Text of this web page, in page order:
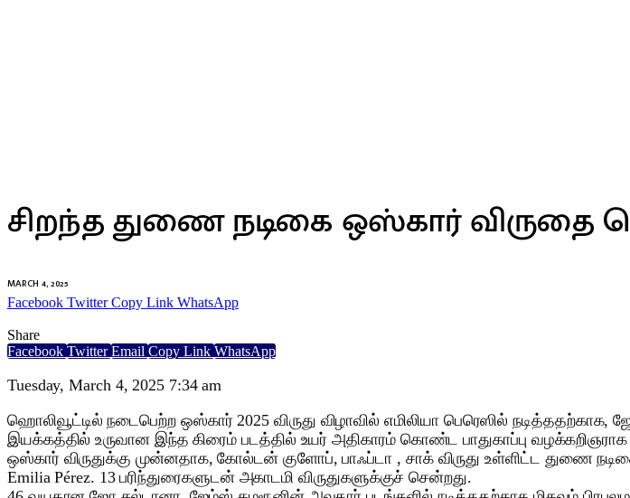
சிறந்த துணை நடிகை ஒஸ்கார் விருதை
MARCH 4, 2025
Facebook Twitter Copy Link WhatsApp
Share
Facebook Twitter Email Copy Link WhatsApp
Tuesday, March 4, 2025 7:34 am
ஹொலிவூட்டில் நடைபெற்ற ஒஸ்கார் 2025 விருது விழாவில் எமிலியா பெரெஸில்
இயக்கத்தில் உருவான இந்த கிரைம் படத்தில் உயர் அதிகாரம் கொண்ட பாதுகாப்பு வழக்கறிஞராக
ஒஸ்கார் விருதுக்கு முன்னதாக, கோல்டன் குளோப், பாஃப்டா , சாக் விருது உள்ளிட்ட துணை
Emilia Pérez. 13 பரிந்துரைகளுடன் அகாடமி விருதுகளுக்குச் சென்றது.